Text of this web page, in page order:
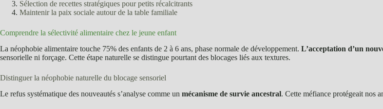
Sélection de recettes stratégiques pour petits récalcitrants
Maintenir la paix sociale autour de la table familiale
Comprendre la sélectivité alimentaire chez le jeune enfant
La néophobie alimentaire touche 75% des enfants de 2 à 6 ans, phase normale de développement. L’acceptation d’un
sensorielle ni forçage. Cette étape naturelle se distingue pourtant des blocages liés aux textures.
Distinguer la néophobie naturelle du blocage sensoriel
Le refus systématique des nouveautés s’analyse comme un mécanisme de survie ancestral. Cette méfiance protégeait nos